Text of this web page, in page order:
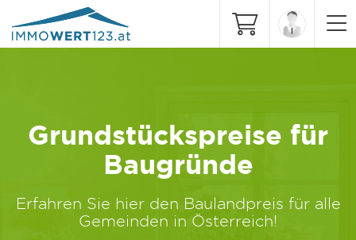
Grundstückspreise für
Baugründe
Erfahren Sie hier den Baulandpreis für alle
Gemeinden in Österreich!